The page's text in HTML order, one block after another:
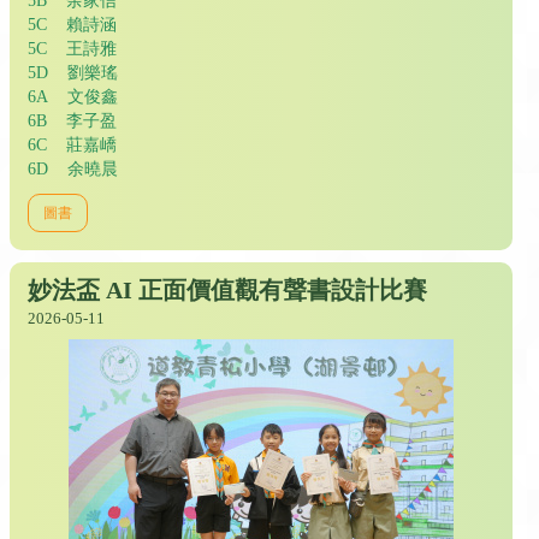
5C 賴詩涵
5C 王詩雅
5D 劉樂瑤
6A 文俊鑫
6B 李子盈
6C 莊嘉嶠
6D 余曉晨
圖書
妙法盃 AI 正面價值觀有聲書設計比賽
2026-05-11